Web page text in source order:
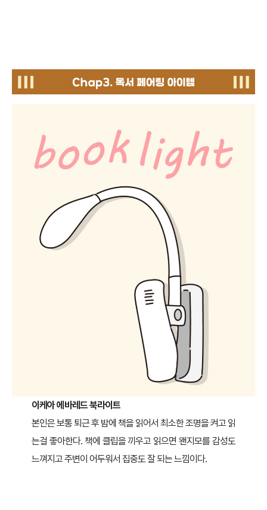
이케아 에바레드 북라이트
본인은 보통 퇴근 후 밤에 책을 읽어서 최소한 조명을 켜고 읽
는걸 좋아한다. 책에 클립을 끼우고 읽으면 왠지모를 감성도
느껴지고 주변이 어두워서 집중도 잘 되는 느낌이다.